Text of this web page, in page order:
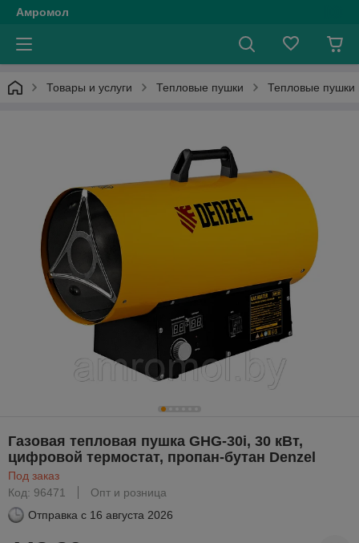
Амромол
Товары и услуги Тепловые пушки Тепловые пушки
Газовая тепловая пушка GHG-30i, 30 кВт,
цифровой термостат, пропан-бутан Denzel
Под заказ
Код: 96471
Опт и розница
Отправка с 16 августа 2026